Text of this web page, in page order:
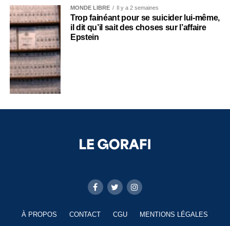
MONDE LIBRE Il y a 2 semaines
Trop fainéant pour se suicider lui-même,
il dit qu’il sait des choses sur l’affaire
Epstein
À PROPOS CONTACT CGU MENTIONS LÉGALES